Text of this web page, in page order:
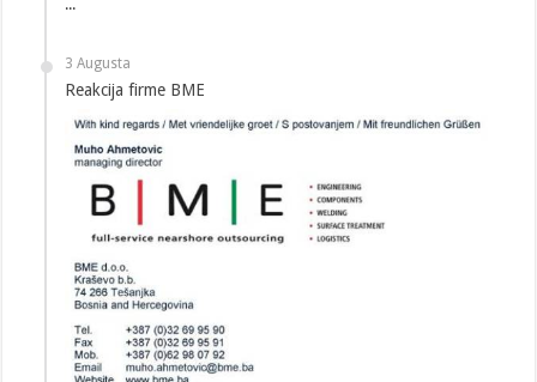
...
3 Augusta
Reakcija firme BME